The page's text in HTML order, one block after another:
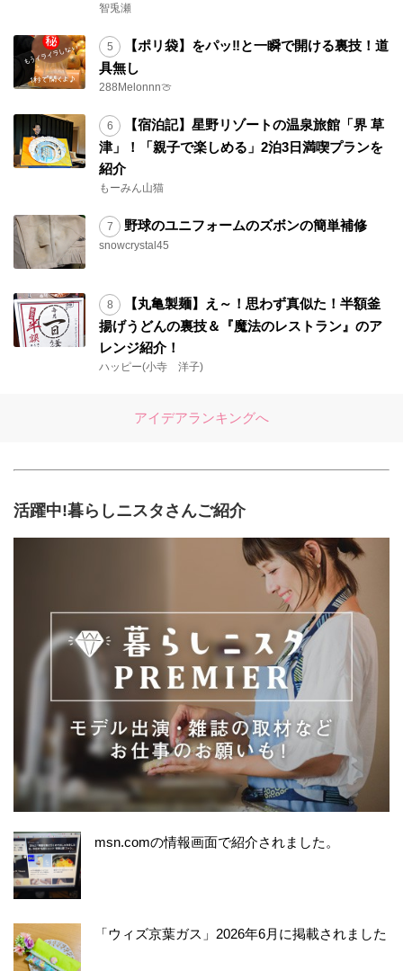
智兎瀬
【ポリ袋】をパッ‼と一瞬で開ける裏技！道
具無し
288Melonnn🍈
【宿泊記】星野リゾートの温泉旅館「界 草
津」！「親子で楽しめる」2泊3日満喫プランを
紹介
もーみん山猫
野球のユニフォームのズボンの簡単補修
snowcrystal45
【丸亀製麺】え～！思わず真似た！半額釜
揚げうどんの裏技＆『魔法のレストラン』のア
レンジ紹介！
ハッピー(小寺 洋子)
アイデアランキングへ
活躍中!暮らしニスタさんご紹介
msn.comの情報画面で紹介されました。
「ウィズ京葉ガス」2026年6月に掲載されました